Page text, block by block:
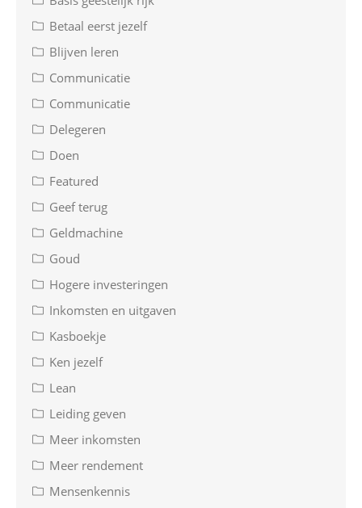
Betaal eerst jezelf
Blijven leren
Communicatie
Communicatie
Delegeren
Doen
Featured
Geef terug
Geldmachine
Goud
Hogere investeringen
Inkomsten en uitgaven
Kasboekje
Ken jezelf
Lean
Leiding geven
Meer inkomsten
Meer rendement
Mensenkennis